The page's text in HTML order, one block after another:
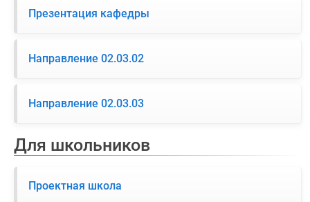
Презентация кафедры
Направление 02.03.02
Направление 02.03.03
Для школьников
Проектная школа